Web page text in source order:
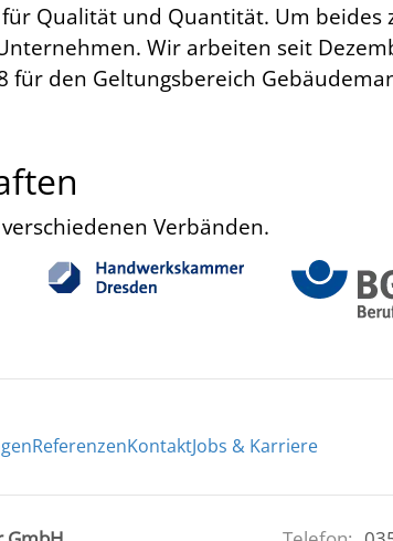
Qualität und Quantität. Um
Wir arbeiten seit
für den Geltungsbereich
Verbänden.
ReferenzenKontaktJobs & Karriere